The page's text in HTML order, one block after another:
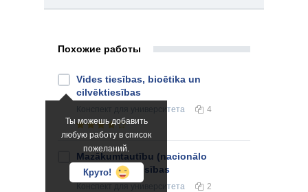
Похожие работы
Ты можешь добавить
любую работу в список
пожеланий.
Круто!
Vides tiesības, bioētika un
cilvēktiesības
для университета 4
Mazākumtautību (nacionālo
minoritāšu) tiesības
для университета 2